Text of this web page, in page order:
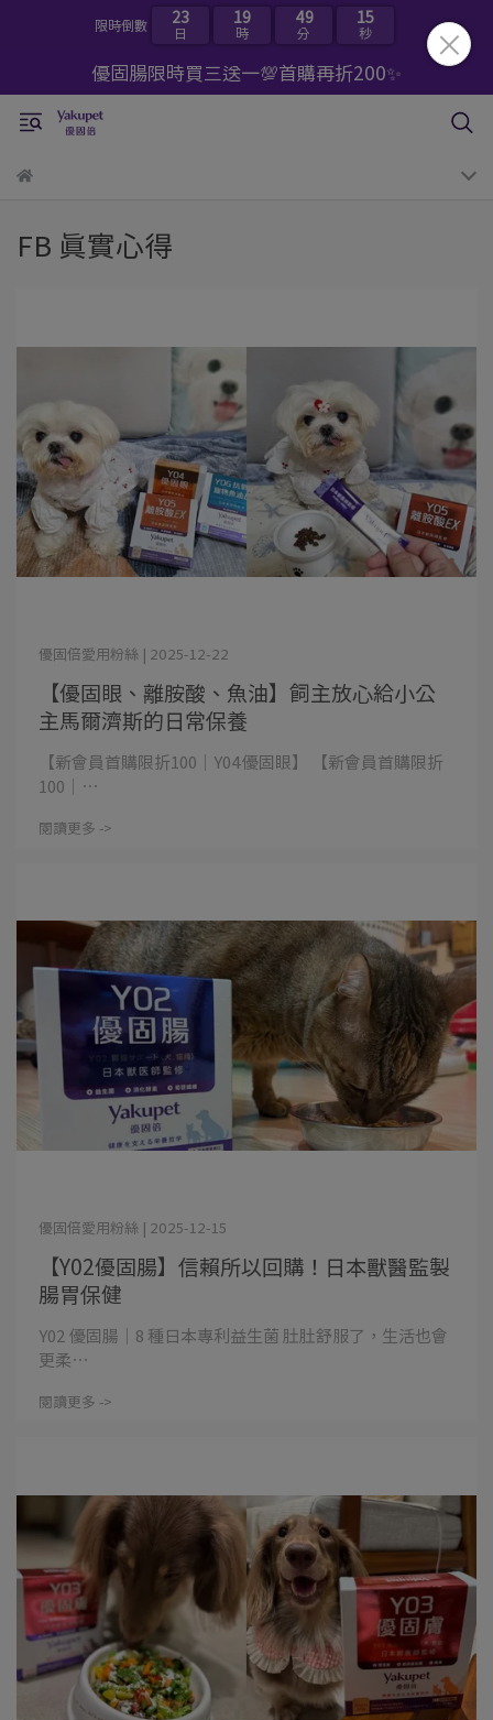
限時倒數 23
日
19
時
49
分
14
秒
優固腸限時買三送一💯首購再折200✨
FB 真實心得
【優固眼、離胺酸、魚油】飼主放心給小公
主馬爾濟斯的日常保養
優固倍愛用粉絲 | 2025-12-22
【新會員首購限折100｜Y04優固眼】 【新會員首購限折
100｜⋯
閱讀更多 ->
【Y02優固腸】信賴所以回購！日本獸醫監製
腸胃保健
優固倍愛用粉絲 | 2025-12-15
Y02 優固腸｜8 種日本專利益生菌 肚肚舒服了，生活也會
更柔⋯
閱讀更多 ->